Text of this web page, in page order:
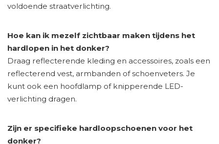
voldoende straatverlichting.
Hoe kan ik mezelf zichtbaar maken tijdens het
hardlopen in het donker?
Draag reflecterende kleding en accessoires, zoals een
reflecterend vest, armbanden of schoenveters. Je
kunt ook een hoofdlamp of knipperende LED-
verlichting dragen.
Zijn er specifieke hardloopschoenen voor het
donker?